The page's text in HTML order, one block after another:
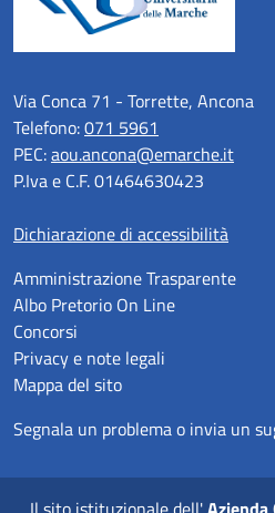
Via Conca 71 - Torrette, Ancona
Telefono:071 5961
PEC:aou.ancona@emarche.it
P.Iva e C.F. 01464630423
Dichiarazione di accessibilità
Amministrazione Trasparente
Albo Pretorio On Line
Concorsi
Privacy e note legali
Mappa del sito
Segnala un problema o invia un